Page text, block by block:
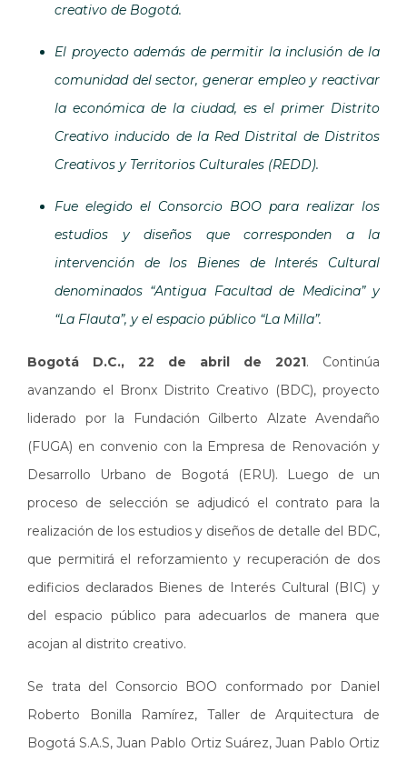
creativo de Bogotá.
El proyecto además de permitir la inclusión de la
comunidad del sector, generar empleo y reactivar
la económica de la ciudad, es el primer Distrito
Creativo inducido de la Red Distrital de Distritos
Creativos y Territorios Culturales (REDD).
Fue elegido el Consorcio BOO para realizar los
estudios y diseños que corresponden a la
intervención de los Bienes de Interés Cultural
denominados “Antigua Facultad de Medicina” y
“La Flauta”, y el espacio público “La Milla”.
Bogotá D.C., 22 de abril de 2021. Continúa
avanzando el Bronx Distrito Creativo (BDC), proyecto
liderado por la Fundación Gilberto Alzate Avendaño
(FUGA) en convenio con la Empresa de Renovación y
Desarrollo Urbano de Bogotá (ERU). Luego de un
proceso de selección se adjudicó el contrato para la
realización de los estudios y diseños de detalle del BDC,
que permitirá el reforzamiento y recuperación de dos
edificios declarados Bienes de Interés Cultural (BIC) y
del espacio público para adecuarlos de manera que
acojan al distrito creativo.
Se trata del Consorcio BOO conformado por Daniel
Roberto Bonilla Ramírez, Taller de Arquitectura de
Bogotá S.A.S, Juan Pablo Ortiz Suárez, Juan Pablo Ortiz